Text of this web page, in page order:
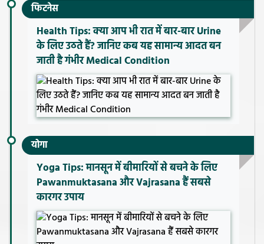
फिटनेस
Health Tips: क्या आप भी रात में बार-बार Urine
के लिए उठते हैं? जानिए कब यह सामान्य आदत बन
जाती है गंभीर Medical Condition
योगा
Yoga Tips: मानसून में बीमारियों से बचने के लिए
Pawanmuktasana और Vajrasana हैं सबसे
कारगर उपाय